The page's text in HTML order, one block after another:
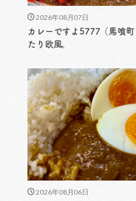
2026年08月07日
カレーですよ5777（馬喰
たり欧風。
2026年08月06日